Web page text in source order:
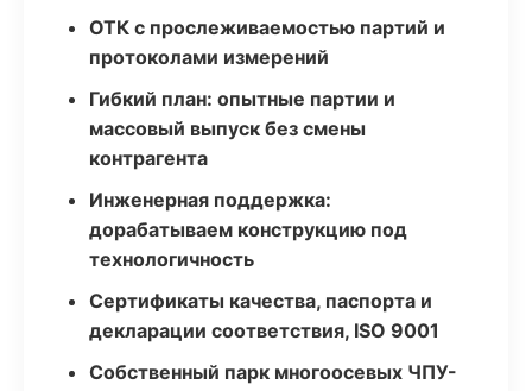
ОТК с прослеживаемостью партий и
протоколами измерений
Гибкий план: опытные партии и
массовый выпуск без смены
контрагента
Инженерная поддержка:
дорабатываем конструкцию под
технологичность
Сертификаты качества, паспорта и
декларации соответствия, ISO 9001
Собственный парк многоосевых ЧПУ-